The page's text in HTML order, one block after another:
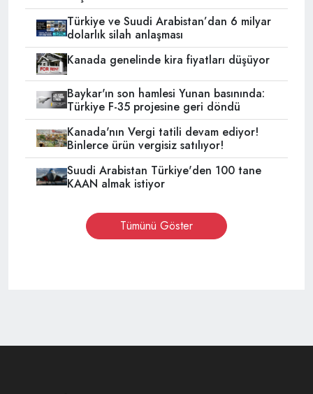
Türkiye ve Suudi Arabistan’dan 6 milyar
dolarlık silah anlaşması
Kanada genelinde kira fiyatları düşüyor
Baykar'ın son hamlesi Yunan basınında:
Türkiye F-35 projesine geri döndü
Kanada'nın Vergi tatili devam ediyor!
Binlerce ürün vergisiz satılıyor!
Suudi Arabistan Türkiye'den 100 tane
KAAN almak istiyor
Tümünü Göster